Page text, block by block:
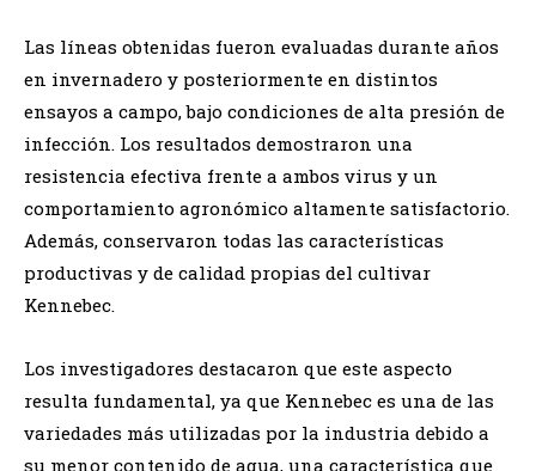
Las líneas obtenidas fueron evaluadas durante años
en invernadero y posteriormente en distintos
ensayos a campo, bajo condiciones de alta presión de
infección. Los resultados demostraron una
resistencia efectiva frente a ambos virus y un
comportamiento agronómico altamente satisfactorio.
Además, conservaron todas las características
productivas y de calidad propias del cultivar
Kennebec.
Los investigadores destacaron que este aspecto
resulta fundamental, ya que Kennebec es una de las
variedades más utilizadas por la industria debido a
su menor contenido de agua, una característica que